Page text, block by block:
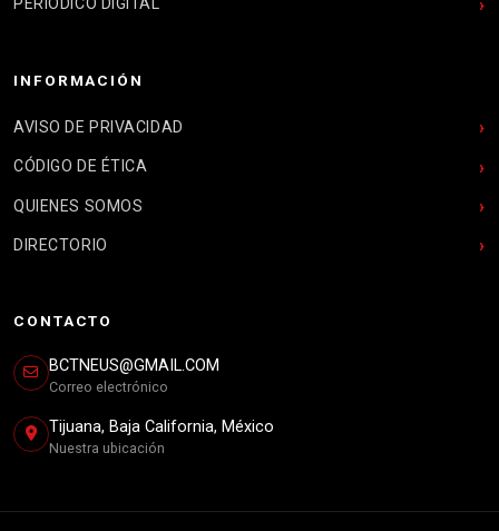
INFORMACIÓN
AVISO DE PRIVACIDAD
CÓDIGO DE ÉTICA
QUIENES SOMOS
DIRECTORIO
CONTACTO
BCTNEUS@GMAIL.COM
Correo electrónico
Tijuana, Baja California, México
Nuestra ubicación